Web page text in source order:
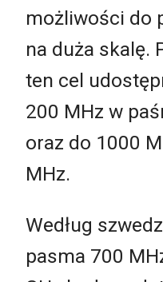
możliwości do
na duża skalę.
ten cel
200 MHz w
oraz do 1000
MHz.
Według
pasma 700